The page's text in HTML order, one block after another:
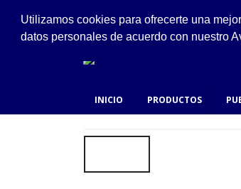
Ejido #94, San Felipe de
INICIO PRODUCTOS
Utilizamos cookies para ofrecerte una
datos personales de acuerdo con nuestro